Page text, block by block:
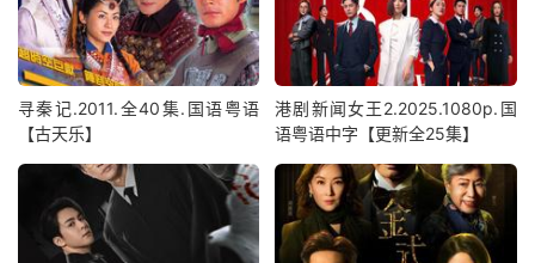
寻秦记.2011.全40集.国语粤语
【古天乐】
港剧新闻女王2.2025.1080p.国
语粤语中字【更新全25集】